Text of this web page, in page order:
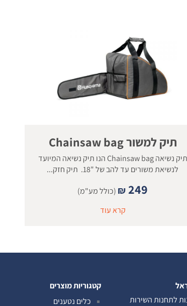
תיק למשור Chainsaw bag
תיק נשיאה Chainsaw bag הנו תיק נשיאה המיועד
לנשיאת משורים עד להב של "18. תיק חזק...
₪ 249
(כולל מע"מ)
קרא עוד
לתחנות השירות
קטגוריות מוצרים
כלים נטענים